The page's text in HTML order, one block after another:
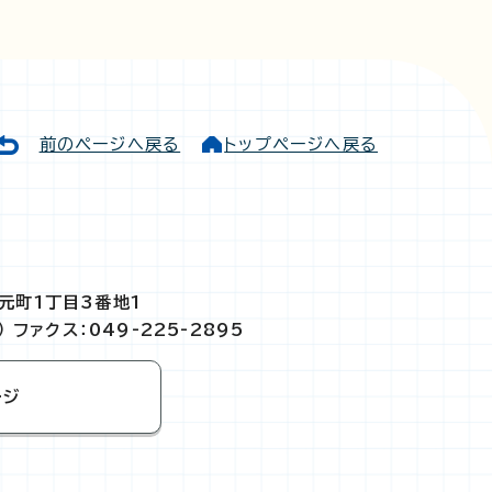
前のページへ戻る トップページへ戻る
1丁目3番地1
ファクス：049-225-2895